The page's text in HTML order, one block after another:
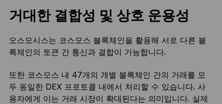
거대한 결합성 및 상호 운용성
오스모시스는 코스모스 블록체인을 활용해 서로 다른 블
록체인의 토큰 간 통신과 결합이 가능합니다.
또한 코스모스 내 47개의 개별 블록체인 간의 거래를 모
두 동일한 DEX 프로토콜 내에서 처리할 수 있습니다. 사
용자에게 이는 거래 시장이 확대된다는 의미입니다. 실제